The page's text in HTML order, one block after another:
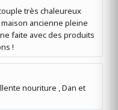
très chaleureux
ancienne pleine
faite avec des produits
!
nouriture , Dan et